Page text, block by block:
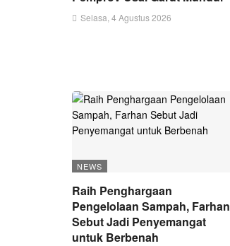
Selasa, 4 Agustus 2026
NEWS
Raih Penghargaan
Pengelolaan Sampah, Farhan
Sebut Jadi Penyemangat
untuk Berbenah